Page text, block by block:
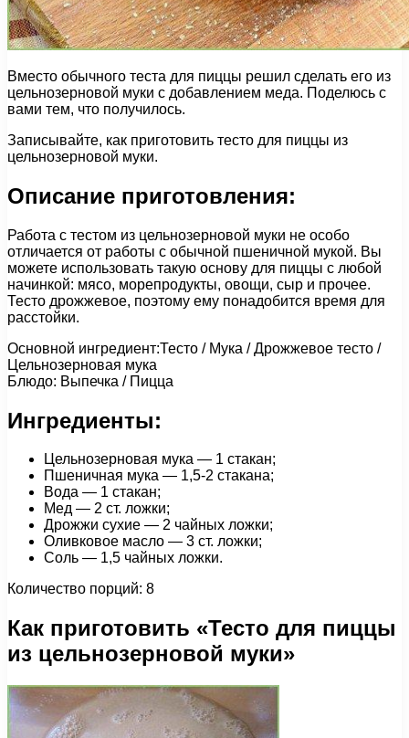
Вместо обычного теста для пиццы решил сделать его из
цельнозерновой муки с добавлением меда. Поделюсь с
вами тем, что получилось.
Записывайте, как приготовить тесто для пиццы из
цельнозерновой муки.
Описание приготовления:
Работа с тестом из цельнозерновой муки не особо
отличается от работы с обычной пшеничной мукой. Вы
можете использовать такую основу для пиццы с любой
начинкой: мясо, морепродукты, овощи, сыр и прочее.
Тесто дрожжевое, поэтому ему понадобится время для
расстойки.
Основной ингредиент:Тесто / Мука / Дрожжевое тесто /
Цельнозерновая мука
Блюдо: Выпечка / Пицца
Ингредиенты:
Цельнозерновая мука — 1 стакан;
Пшеничная мука — 1,5-2 стакана;
Вода — 1 стакан;
Мед — 2 ст. ложки;
Дрожжи сухие — 2 чайных ложки;
Оливковое масло — 3 ст. ложки;
Соль — 1,5 чайных ложки.
Количество порций: 8
Как приготовить «Тесто для пиццы
из цельнозерновой муки»